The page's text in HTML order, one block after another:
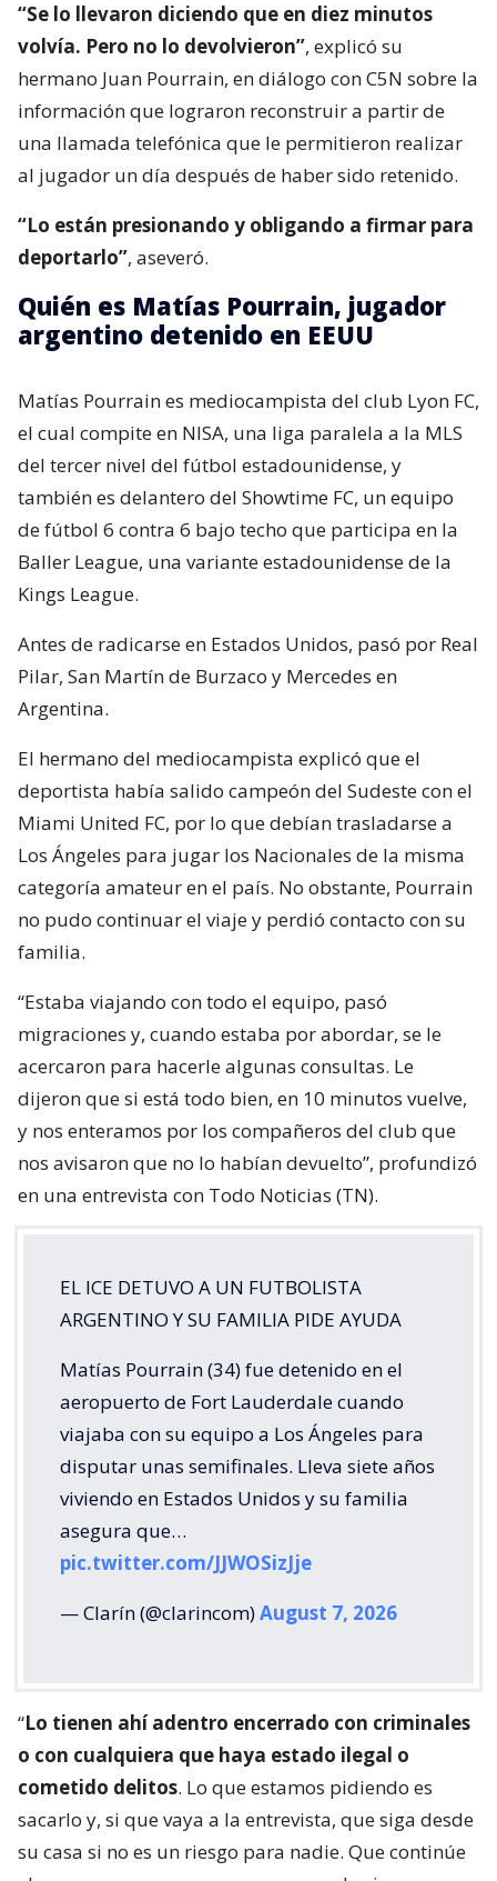
“Se lo llevaron diciendo que en diez minutos
volvía. Pero no lo devolvieron”, explicó su
hermano Juan Pourrain, en diálogo con C5N sobre la
información que lograron reconstruir a partir de
una llamada telefónica que le permitieron realizar
al jugador un día después de haber sido retenido.
“Lo están presionando y obligando a firmar para
deportarlo”, aseveró.
Quién es Matías Pourrain, jugador
argentino detenido en EEUU
Matías Pourrain es mediocampista del club Lyon FC,
el cual compite en NISA, una liga paralela a la MLS
del tercer nivel del fútbol estadounidense, y
también es delantero del Showtime FC, un equipo
de fútbol 6 contra 6 bajo techo que participa en la
Baller League, una variante estadounidense de la
Kings League.
Antes de radicarse en Estados Unidos, pasó por Real
Pilar, San Martín de Burzaco y Mercedes en
Argentina.
El hermano del mediocampista explicó que el
deportista había salido campeón del Sudeste con el
Miami United FC, por lo que debían trasladarse a
Los Ángeles para jugar los Nacionales de la misma
categoría amateur en el país. No obstante, Pourrain
no pudo continuar el viaje y perdió contacto con su
familia.
“Estaba viajando con todo el equipo, pasó
migraciones y, cuando estaba por abordar, se le
acercaron para hacerle algunas consultas. Le
dijeron que si está todo bien, en 10 minutos vuelve,
y nos enteramos por los compañeros del club que
nos avisaron que no lo habían devuelto”, profundizó
en una entrevista con Todo Noticias (TN).
EL ICE DETUVO A UN FUTBOLISTA
ARGENTINO Y SU FAMILIA PIDE AYUDA
Matías Pourrain (34) fue detenido en el
aeropuerto de Fort Lauderdale cuando
viajaba con su equipo a Los Ángeles para
disputar unas semifinales. Lleva siete años
viviendo en Estados Unidos y su familia
asegura que…
pic.twitter.com/JJWOSizJje
— Clarín (@clarincom)August 7, 2026
“Lo tienen ahí adentro encerrado con criminales
o con cualquiera que haya estado ilegal o
cometido delitos. Lo que estamos pidiendo es
sacarlo y, si que vaya a la entrevista, que siga desde
su casa si no es un riesgo para nadie. Que continúe